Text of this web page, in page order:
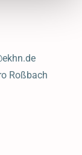
Roßbach